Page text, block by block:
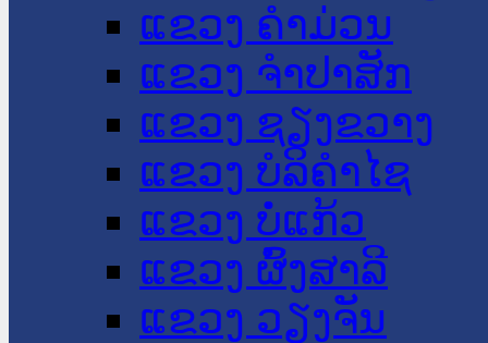
ແຂວງ ຄໍາມ່ວນ
ແຂວງ ຈໍາປາສັກ
ແຂວງ ຊຽງຂວາງ
ແຂວງ ບໍລິຄໍາໄຊ
ແຂວງ ບໍ່ແກ້ວ
ແຂວງ ຜົ້ງສາລີ
ແຂວງ ວຽງຈັນ